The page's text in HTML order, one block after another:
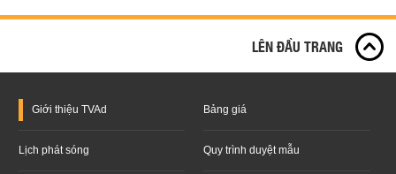
LÊN ĐẦU TRANG
Giới thiệu TVAd Bảng giá
Lịch phát sóng Quy trình duyệt mẫu